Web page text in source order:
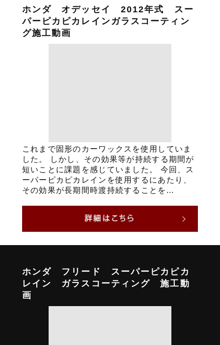
ホンダ オデッセイ 2012年式 スー
パーピカピカレインガラスコーティン
グ施工動画
これまで固形のカーワックスを使用していま
した。 しかし、その効果等が持続する期間が
短いことに課題を感じていました。 今回、ス
ーパーピカピカレインを使用するにあたり、
その効果が長期間時渡持続することを...
ホンダ フリード スーパーピカピカ
レイン ガラスコーティング 施工動
画